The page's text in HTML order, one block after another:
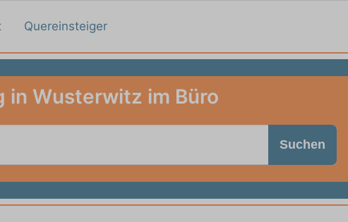
Quereinsteiger
in Wusterwitz im Büro
Suchen